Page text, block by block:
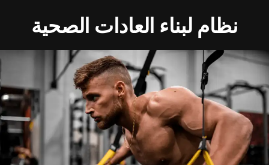
نظام لبناء العادات الصحية